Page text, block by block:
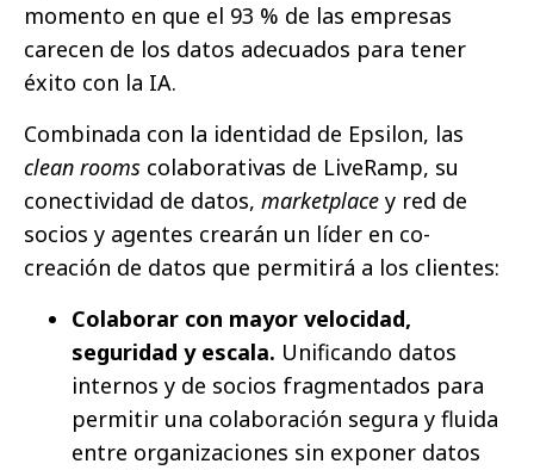
momento en que el 93 % de las empresas
carecen de los datos adecuados para tener
éxito con la IA.
Combinada con la identidad de Epsilon, las
clean rooms colaborativas de LiveRamp, su
conectividad de datos, marketplace y red de
socios y agentes crearán un líder en co-
creación de datos que permitirá a los clientes:
Colaborar con mayor velocidad,
seguridad y escala. Unificando datos
internos y de socios fragmentados para
permitir una colaboración segura y fluida
entre organizaciones sin exponer datos